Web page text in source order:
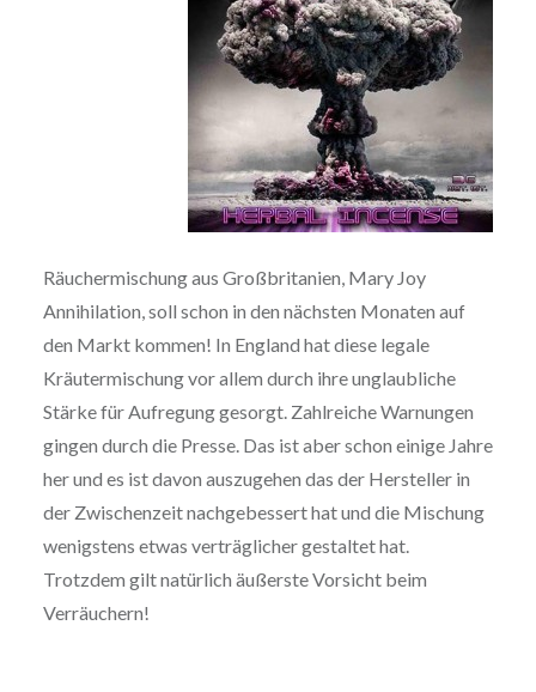
Räuchermischung aus Großbritanien, Mary Joy
Annihilation, soll schon in den nächsten Monaten auf
den Markt kommen! In England hat diese legale
Kräutermischung vor allem durch ihre unglaubliche
Stärke für Aufregung gesorgt. Zahlreiche Warnungen
gingen durch die Presse. Das ist aber schon einige Jahre
her und es ist davon auszugehen das der Hersteller in
der Zwischenzeit nachgebessert hat und die Mischung
wenigstens etwas verträglicher gestaltet hat.
Trotzdem gilt natürlich äußerste Vorsicht beim
Verräuchern!